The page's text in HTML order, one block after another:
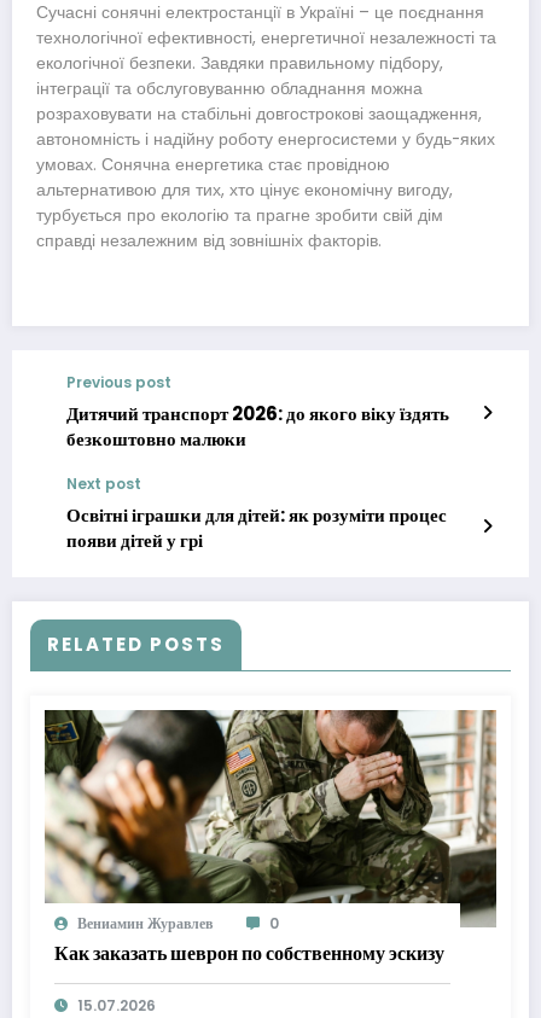
Сучасні сонячні електростанції в Україні – це поєднання
технологічної ефективності, енергетичної незалежності та
екологічної безпеки. Завдяки правильному підбору,
інтеграції та обслуговуванню обладнання можна
розраховувати на стабільні довгострокові заощадження,
автономність і надійну роботу енергосистеми у будь-яких
умовах. Сонячна енергетика стає провідною
альтернативою для тих, хто цінує економічну вигоду,
турбується про екологію та прагне зробити свій дім
справді незалежним від зовнішніх факторів.
Previous post
Дитячий транспорт 2026: до якого віку їздять
безкоштовно малюки
Next post
Освітні іграшки для дітей: як розуміти процес
появи дітей у грі
RELATED POSTS
Вениамин Журавлев 0
Как заказать шеврон по собственному эскизу
15.07.2026